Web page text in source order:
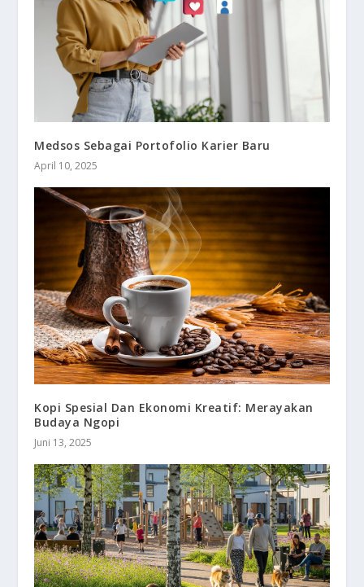
Medsos Sebagai Portofolio Karier Baru
April 10, 2025
Kopi Spesial Dan Ekonomi Kreatif: Merayakan
Budaya Ngopi
Juni 13, 2025